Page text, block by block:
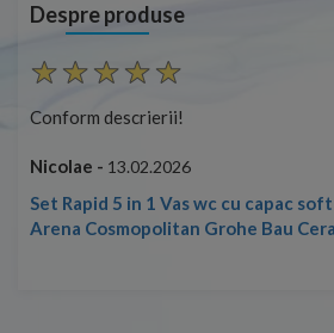
Despre produse
Conform descrierii!
Nicolae - 13.02.2026
Set Rapid 5 in 1 Vas wc cu capac
Arena Cosmopolitan Grohe Bau